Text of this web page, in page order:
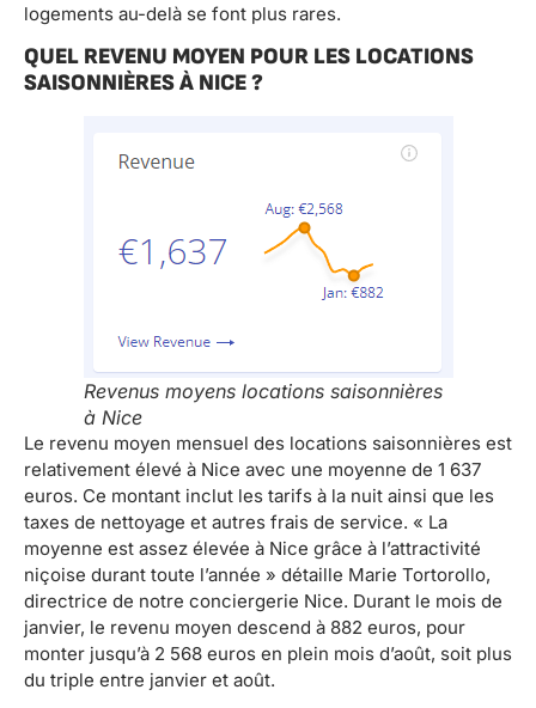
logements au-delà se font plus rares.
QUEL REVENU MOYEN POUR LES LOCATIONS
SAISONNIÈRES À NICE ?
Revenus moyens locations saisonnières
à Nice
Le revenu moyen mensuel des locations saisonnières est
relativement élevé à Nice avec une moyenne de 1 637
euros. Ce montant inclut les tarifs à la nuit ainsi que les
taxes de nettoyage et autres frais de service. « La
moyenne est assez élevée à Nice grâce à l’attractivité
niçoise durant toute l’année » détaille Marie Tortorollo,
directrice de notre conciergerie Nice. Durant le mois de
janvier, le revenu moyen descend à 882 euros, pour
monter jusqu’à 2 568 euros en plein mois d’août, soit plus
du triple entre janvier et août.